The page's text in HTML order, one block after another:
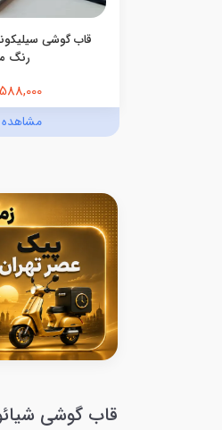
قاب گوشی
رنگ
588,000 تومان
قاب گوشی